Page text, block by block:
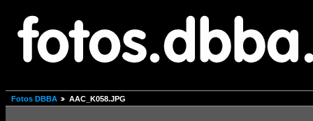
Fotos DBBA AAC_K058.JPG